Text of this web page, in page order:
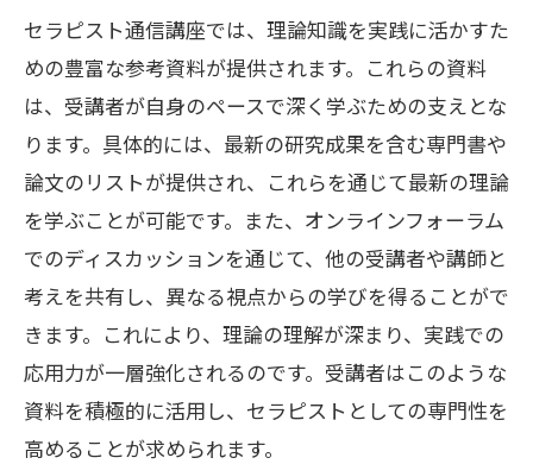
セラピスト通信講座では、理論知識を実践に活かすた
めの豊富な参考資料が提供されます。これらの資料
は、受講者が自身のペースで深く学ぶための支えとな
ります。具体的には、最新の研究成果を含む専門書や
論文のリストが提供され、これらを通じて最新の理論
を学ぶことが可能です。また、オンラインフォーラム
でのディスカッションを通じて、他の受講者や講師と
考えを共有し、異なる視点からの学びを得ることがで
きます。これにより、理論の理解が深まり、実践での
応用力が一層強化されるのです。受講者はこのような
資料を積極的に活用し、セラピストとしての専門性を
高めることが求められます。